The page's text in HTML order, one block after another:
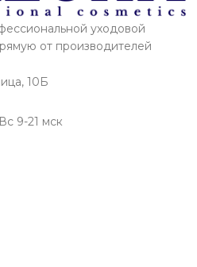
уходовой
от производителей
10Б
9-21 мск